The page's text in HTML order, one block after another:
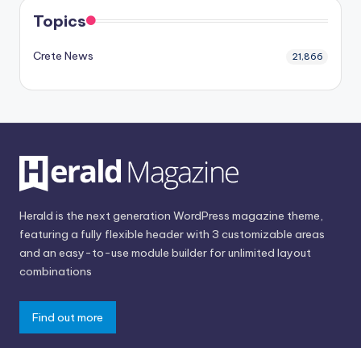
Topics
Crete News 21,866
Herald is the next generation WordPress magazine theme,
featuring a fully flexible header with 3 customizable areas
and an easy-to-use module builder for unlimited layout
combinations
Find out more